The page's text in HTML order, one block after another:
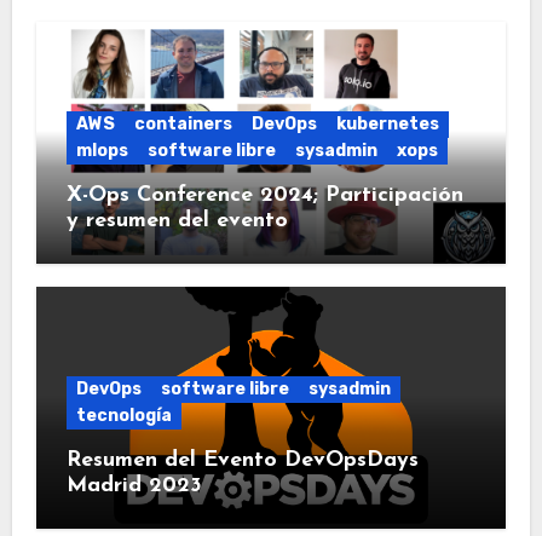
AWS containers DevOps
kubernetes
mlops
software libre sysadmin xops
X-Ops Conference 2024; Participación
y resumen del evento
DevOps software libre
sysadmin
tecnología
Resumen del Evento DevOpsDays
Madrid 2023